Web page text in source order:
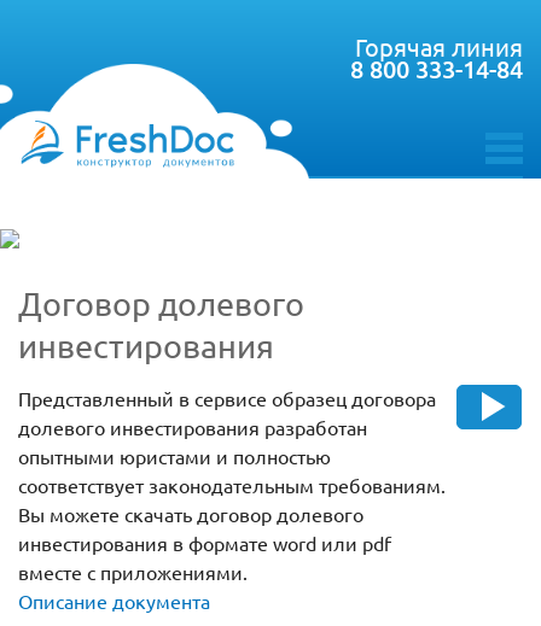
toggle
Горячая линия
8 800 333-14-84
Договор долевого
инвестирования
Представленный в сервисе образец договора
долевого инвестирования разработан
опытными юристами и полностью
соответствует законодательным требованиям.
Вы можете скачать договор долевого
инвестирования в формате word или pdf
вместе с приложениями.
Описание документа